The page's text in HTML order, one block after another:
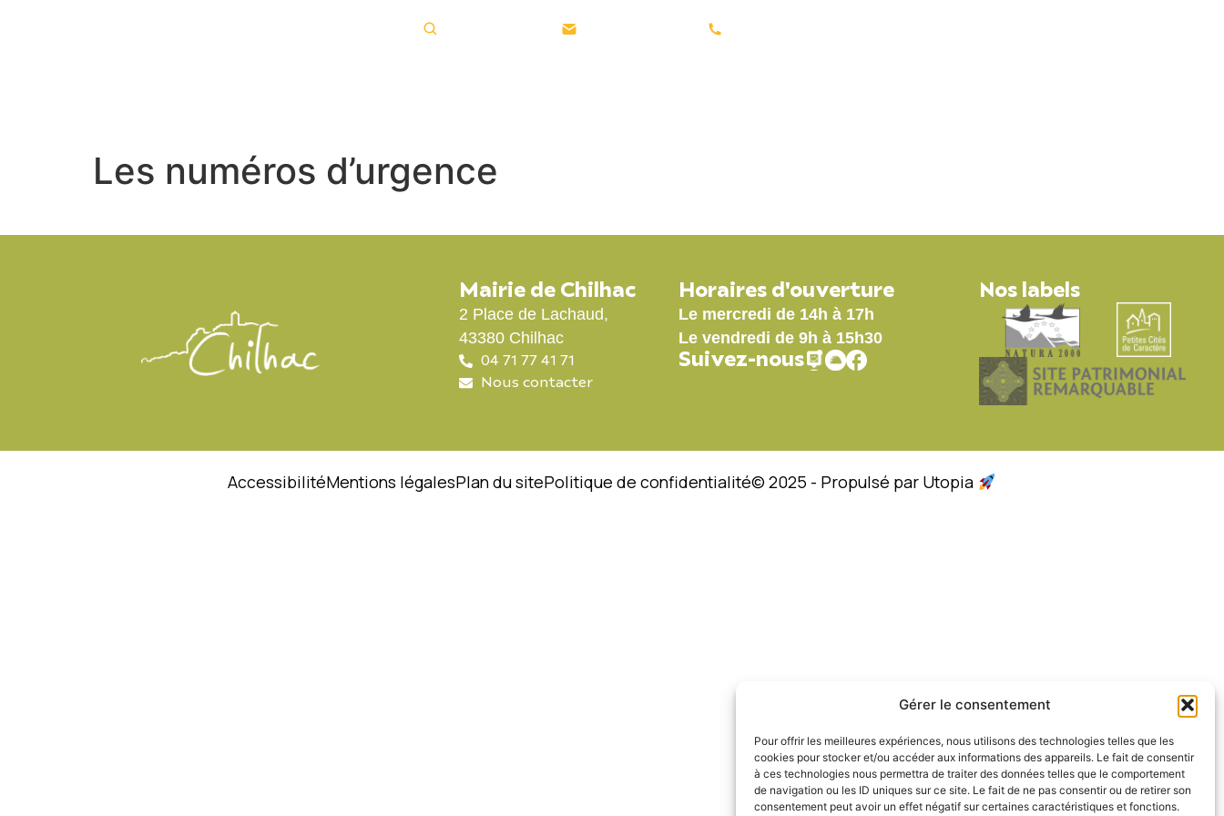
Gérer le consentement
Pour offrir les meilleures expériences, nous utilisons des technologies telles que les
cookies pour stocker et/ou accéder aux informations des appareils. Le fait de consentir
à ces technologies nous permettra de traiter des données telles que le comportement
de navigation ou les ID uniques sur ce site. Le fait de ne pas consentir ou de retirer son
consentement peut avoir un effet négatif sur certaines caractéristiques et fonctions.
Les numéros d’urgence
Mairie de Chilhac
2 Place de Lachaud,
43380 Chilhac
04 71 77 41 71
Nous contacter
Horaires d'ouverture
Le mercredi de 14h à 17h
Le vendredi de 9h à 15h30
Suivez-nous
Nos labels
AccessibilitéMentions légalesPlan du sitePolitique de confidentialité© 2025 - Propulsé par Utopia